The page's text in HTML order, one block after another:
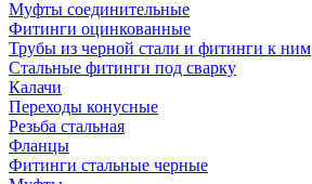
Муфты соединительные
Фитинги оцинкованные
Трубы из черной стали и фитинги к ним
Стальные фитинги под сварку
Калачи
Переходы конусные
Резьба стальная
Фланцы
Фитинги стальные черные